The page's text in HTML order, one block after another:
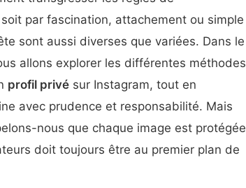
par fascination, attachement ou simple
sont aussi diverses que variées. Dans le
allons explorer les différentes méthodes
profil privé sur Instagram, tout en
avec prudence et responsabilité. Mais
nous que chaque image est protégée
doit toujours être au premier plan de